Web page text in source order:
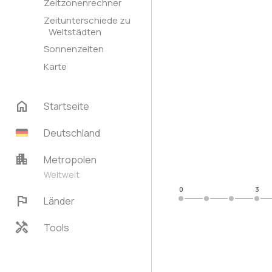
Zeitzonenrechner
Zeitunterschiede zu
Weltstädten
Sonnenzeiten
Karte
home
Startseite
Deutschland
apartment Metropolen
Weltweit
flag Länder
handyman Tools
0 3